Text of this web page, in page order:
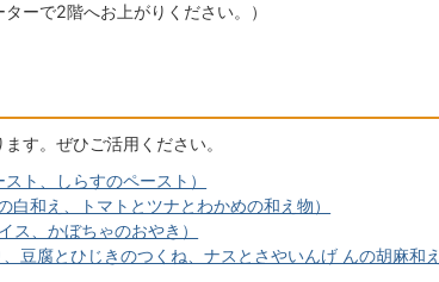
ーで2階へお上がりください。）
す。ぜひご活用ください。
ト、しらすのペースト）
和え、トマトとツナとわかめの和え物）
ス、かぼちゃのおやき）
豆腐とひじきのつくね、ナスとさやいんげ んの胡麻和え